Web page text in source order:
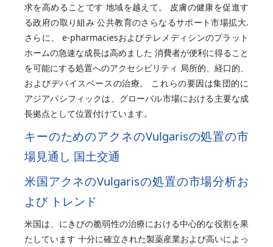
求を高めることです 地域を越えて。 皮膚の健康を促進す
る政府の取り組み 公共教育のさらなるサポート市場拡大.
さらに、 e-pharmaciesおよびテレメディシンのプラット
ホームの急速な成長は高めました 消費者が便利に得ること
を可能にする処置へのアクセシビリティ 局所的、経口的、
およびデバイスベースの治療。 これらの要因は集団的に
アジアパシフィックは、グローバル市場における主要な成
長拠点として位置付けています。
キーのためのアクネのVulgarisの処置の市
場見通し 国土交通
米国アクネのVulgarisの処置の市場分析お
よび トレンド
米国は、にきびの脆弱性の治療における中心的な役割を果
たしています 十分に確立された製薬産業および高いによっ